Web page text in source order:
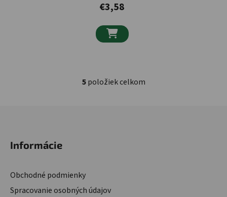
€3,58

Ovládacie prvky výpisu
5položiek celkom
Informácie
Obchodné podmienky
Spracovanie osobných údajov